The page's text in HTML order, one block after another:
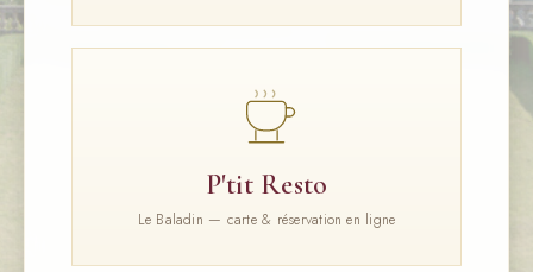
P'tit Resto
Le Baladin — carte & réservation en ligne